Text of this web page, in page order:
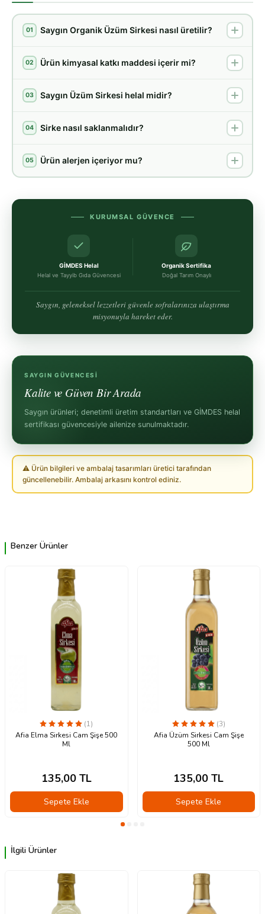
01 Saygın Organik Üzüm Sirkesi nasıl üretilir?
02 Ürün kimyasal katkı maddesi içerir mi?
03 Saygın Üzüm Sirkesi helal midir?
04 Sirke nasıl saklanmalıdır?
05 Ürün alerjen içeriyor mu?
KURUMSAL GÜVENCE
GİMDES Helal
Helal ve Tayyib Gıda Güvencesi
Organik Sertifika
Doğal Tarım Onaylı
Saygın, geleneksel lezzetleri güvenle sofralarınıza ulaştırma
misyonuyla hareket eder.
SAYGIN GÜVENCESI
Kalite ve Güven Bir Arada
Saygın ürünleri; denetimli üretim standartları ve GİMDES helal
sertifikası güvencesiyle ailenize sunulmaktadır.
⚠ Ürün bilgileri ve ambalaj tasarımları üretici tarafından
güncellenebilir. Ambalaj arkasını kontrol ediniz.
Benzer Ürünler
(1)
Afia Elma Sirkesi Cam Şişe 500
Ml
135,00TL
Sepete Ekle
(3)
Afia Üzüm Sirkesi Cam Şişe
500 Ml
135,00 TL
Sepete Ekle
İlgili Ürünler